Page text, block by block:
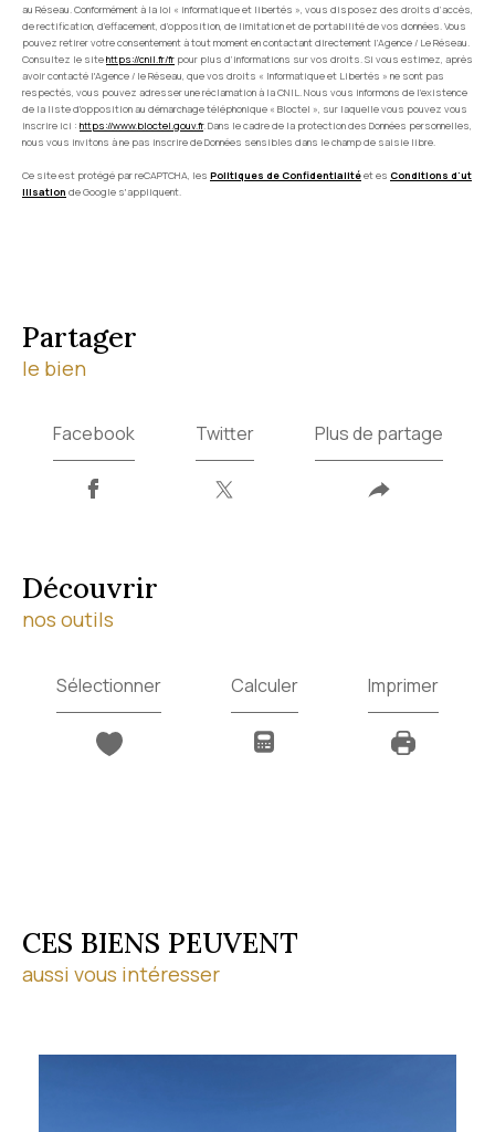
au Réseau. Conformément à la loi « informatique et libertés », vous disposez des droits d’accès,
de rectification, d’effacement, d’opposition, de limitation et de portabilité de vos données. Vous
pouvez retirer votre consentement à tout moment en contactant directement l’Agence / Le Réseau.
Consultez le sitehttps://cnil.fr/fr pour plus d’informations sur vos droits. Si vous estimez, après
avoir contacté l'Agence / le Réseau, que vos droits « Informatique et Libertés » ne sont pas
respectés, vous pouvez adresser une réclamation à la CNIL. Nous vous informons de l’existence
de la liste d'opposition au démarchage téléphonique « Bloctel », sur laquelle vous pouvez vous
inscrire ici : https://www.bloctel.gouv.fr. Dans le cadre de la protection des Données personnelles,
nous vous invitons à ne pas inscrire de Données sensibles dans le champ de saisie libre.
Ce site est protégé par reCAPTCHA, les Politiques de Confidentialitéet es Conditions d'ut
ilisation de Google s'appliquent.
partager
le bien
Facebook Twitter Plus de partage
découvrir
nos outils
Sélectionner Calculer Imprimer
CES BIENS PEUVENT
aussi vous intéresser